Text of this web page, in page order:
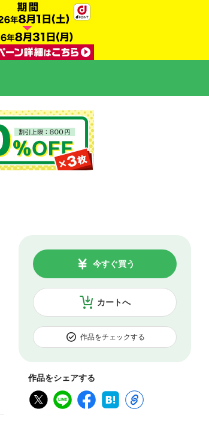
カートへ
今すぐ買う
作品をチェックする
作品をシェアする